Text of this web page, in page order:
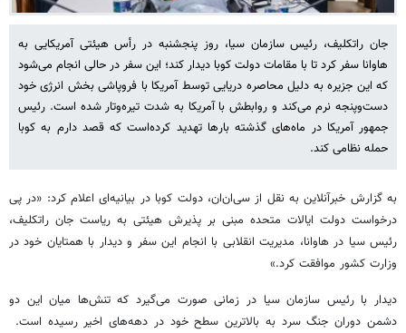
جان راتکلیف، رئیس سازمان سیا، روز پنجشنبه در رأس هیئتی آمریکایی به
هاوانا سفر کرد تا با مقامات دولت کوبا دیدار کند؛ این سفر در حالی انجام می‌شود
که این جزیره به دلیل محاصره دریایی توسط آمریکا با فروپاشی بخش انرژی خود
دست‌وپنجه نرم می‌کند و روابطش با آمریکا به شدت تیره‌وتار شده است. رئیس
جمهور آمریکا در ماه‌های گذشته بارها تهدید کرده‌است که قصد دارم به کوبا
حمله نظامی کند.
به گزارش خبرآنلاین به نقل از سی‌ان‌ان، دولت کوبا در بیانیه‌ای اعلام کرد: «در پی
درخواست دولت ایالات متحده مبنی بر پذیرش هیئتی به ریاست جان راتکلیف،
رئیس سیا در هاوانا، مدیریت انقلابی با انجام این سفر و دیدار با همتایان خود در
وزارت کشور موافقت کرد.»
دیدار با رئیس سازمان سیا در زمانی صورت می‌گیرد که تنش‌ها میان این دو
دشمن دوران جنگ سرد به بالاترین سطح خود در دهه‌های اخیر رسیده است.